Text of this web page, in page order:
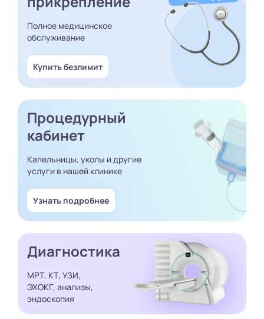
Полное медицинское
обслуживание
Купить безлимит
Процедурный
кабинет
Капельницы, уколы и другие
услуги в нашей клинике
Узнать подробнее
Диагностика
МРТ, КТ, УЗИ,
ЭХОКГ, анализы,
эндоскопия